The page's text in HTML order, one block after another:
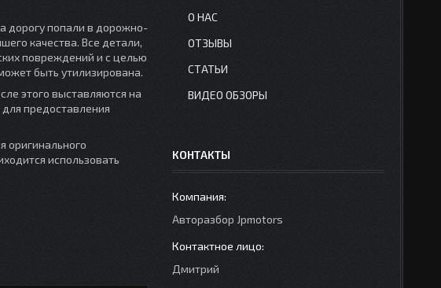
дорогу попали в дорожно-
качества. Все детали,
повреждений и с целью
быть утилизирована.
этого выставляются на
предоставления
оригинального
использовать
О НАС
ОТЗЫВЫ
СТАТЬИ
ВИДЕО ОБЗОРЫ
КОНТАКТЫ
Авторазбор Jpmotors
Дмитрий